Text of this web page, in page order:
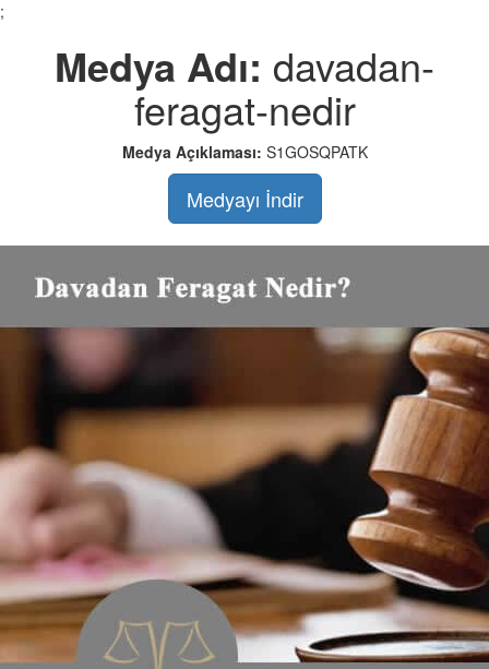
;
Medya Adı: davadan-
feragat-nedir
Medya Açıklaması: S1GOSQPATK
Medyayı İndir